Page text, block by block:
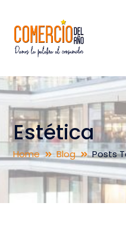
Estética
Home Blog Posts